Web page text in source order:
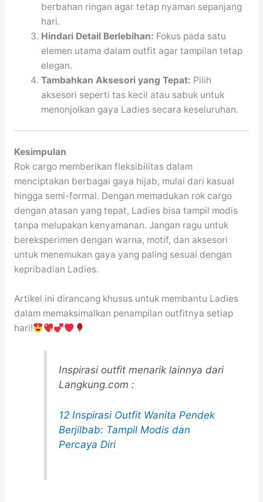
berbahan ringan agar tetap nyaman sepanjang
hari.
Hindari Detail Berlebihan: Fokus pada satu
elemen utama dalam outfit agar tampilan tetap
elegan.
Tambahkan Aksesori yang Tepat: Pilih
aksesori seperti tas kecil atau sabuk untuk
menonjolkan gaya Ladies secara keseluruhan.
Kesimpulan
Rok cargo memberikan fleksibilitas dalam
menciptakan berbagai gaya hijab, mulai dari kasual
hingga semi-formal. Dengan memadukan rok cargo
dengan atasan yang tepat, Ladies bisa tampil modis
tanpa melupakan kenyamanan. Jangan ragu untuk
bereksperimen dengan warna, motif, dan aksesori
untuk menemukan gaya yang paling sesuai dengan
kepribadian Ladies.
Artikel ini dirancang khusus untuk membantu Ladies
dalam memaksimalkan penampilan outfitnya setiap
hari!
Inspirasi outfit menarik lainnya dari
Langkung.com :
12 Inspirasi Outfit Wanita Pendek
Berjilbab: Tampil Modis dan
Percaya Diri